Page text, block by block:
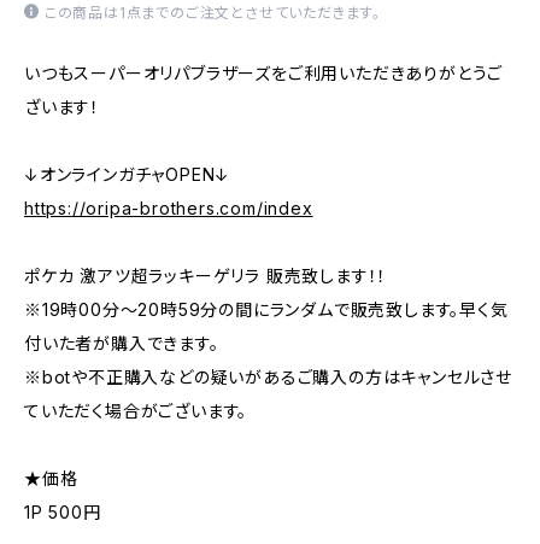
この商品は1点までのご注文とさせていただきます。
いつもスーパーオリパブラザーズをご利用いただきありがとうご
ざいます！
↓オンラインガチャOPEN↓
https://oripa-brothers.com/index
ポケカ 激アツ超ラッキーゲリラ 販売致します！！
※19時00分〜20時59分の間にランダムで販売致します。早く気
付いた者が購入できます。
※botや不正購入などの疑いがあるご購入の方はキャンセルさせ
ていただく場合がございます。
★価格
1P 500円